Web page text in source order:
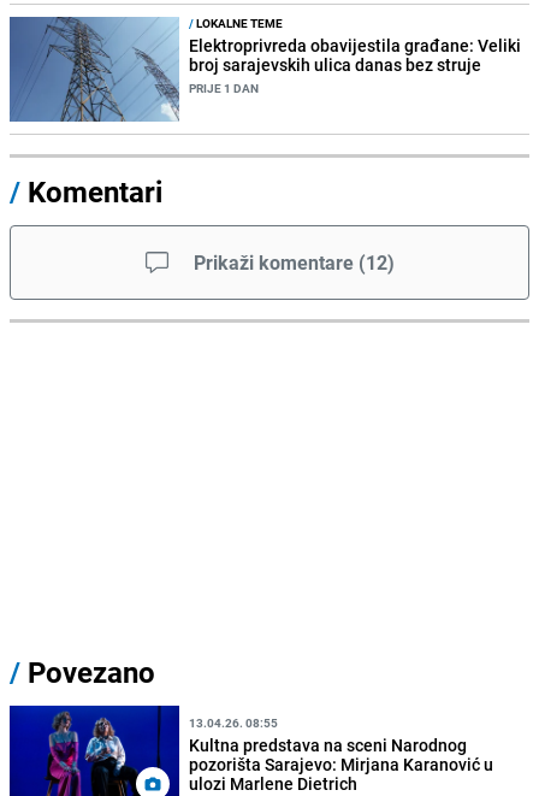
/LOKALNE TEME
Elektroprivreda obavijestila građane: Veliki
broj sarajevskih ulica danas bez struje
PRIJE 1 DAN
/ Komentari
Prikaži komentare (12)
/ Povezano
13.04.26. 08:55
Kultna predstava na sceni Narodnog
pozorišta Sarajevo: Mirjana Karanović u
ulozi Marlene Dietrich